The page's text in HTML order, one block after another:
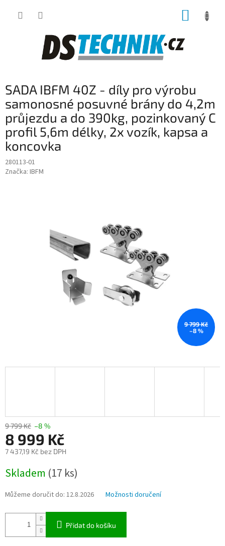
SADA IBFM 40Z - díly pro výrobu
samonosné posuvné brány do 4,2m
průjezdu a do 390kg, pozinkovaný C
profil 5,6m délky, 2x vozík, kapsa a
koncovka
280113-01
Značka: IBFM
9 799 Kč
–8 %
9 799 Kč –8 %
8 999 Kč
7 437,19 Kč bez DPH
cena:
Skladem (17 ks)
Můžeme doručit do: 12.8.2026 Možnosti doručení
Přidat do košíku